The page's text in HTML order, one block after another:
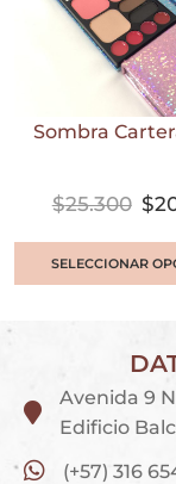
Sombra
$25.300 $
SELECCIONAR
Avenida 9
Edificio
(+57) 316